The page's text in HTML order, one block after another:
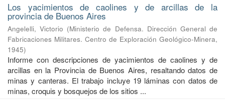
Los yacimientos de caolines y de arcillas de la
provincia de Buenos Aires
Angelelli, Victorio (Ministerio de Defensa. Dirección General de
Fabricaciones Militares. Centro de Exploración Geológico-Minera,
1945)
Informe con descripciones de yacimientos de caolines y de
arcillas en la Provincia de Buenos Aires, resaltando datos de
minas y canteras. El trabajo incluye 19 láminas con datos de
minas, croquis y bosquejos de los sitios ...